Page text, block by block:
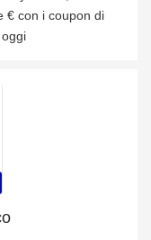
€ con i coupon di